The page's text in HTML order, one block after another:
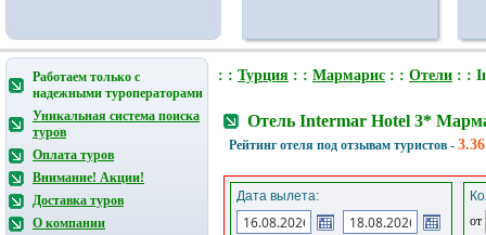
Работаем только с
надежными туроператорами
Уникальная система поиска
туров
Оплата туров
Внимание! Акции!
Доставка туров
О компании
: : Турция : : Мармарис : : Отели : :
Отель Intermar Hotel 3*
Рейтинг отеля под отзывам туристов -
Дата вылета:
от